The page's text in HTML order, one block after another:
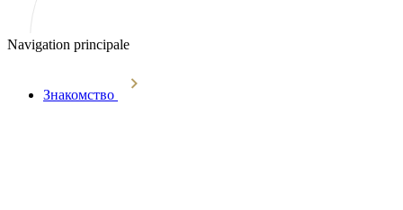
Navigation principale
Знакомство